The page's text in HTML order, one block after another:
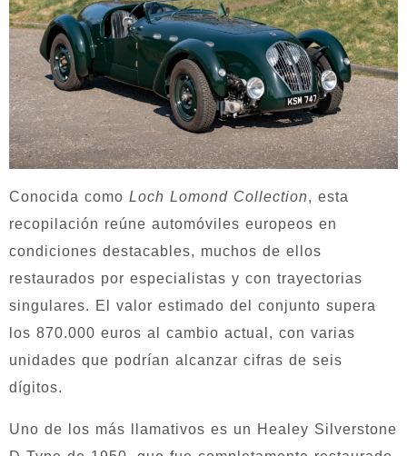
Conocida como Loch Lomond Collection, esta
recopilación reúne automóviles europeos en
condiciones destacables, muchos de ellos
restaurados por especialistas y con trayectorias
singulares. El valor estimado del conjunto supera
los 870.000 euros al cambio actual, con varias
unidades que podrían alcanzar cifras de seis
dígitos.
Uno de los más llamativos es un Healey Silverstone